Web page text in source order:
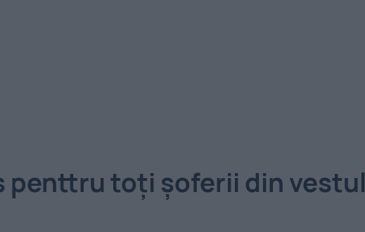
penttru toți șoferii din vestul